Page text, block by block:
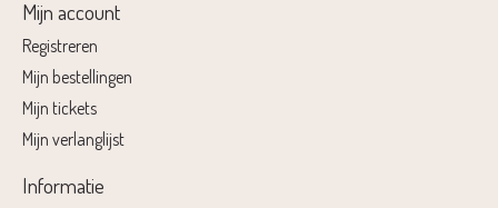
Mijn account
Registreren
Mijn bestellingen
Mijn tickets
Mijn verlanglijst
Informatie